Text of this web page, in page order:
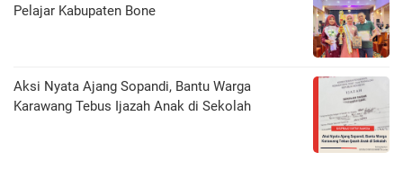
Pelajar Kabupaten Bone
Aksi Nyata Ajang Sopandi, Bantu Warga
Karawang Tebus Ijazah Anak di Sekolah